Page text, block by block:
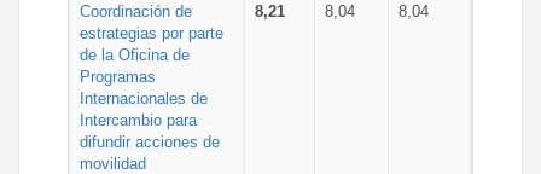
Coordinación de
estrategias por parte
de la Oficina de
Programas
Internacionales de
Intercambio para
difundir acciones de
movilidad
8,21 8,04 8,04